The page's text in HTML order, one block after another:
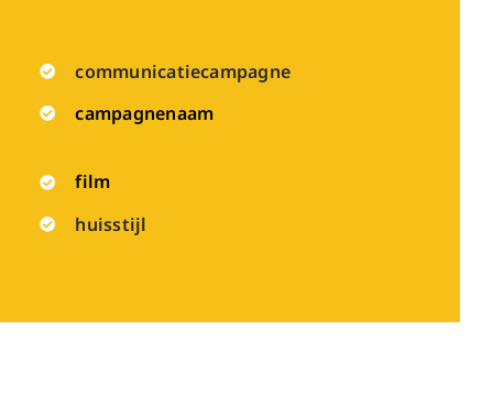
communicatiecampagne
campagnenaam
film
huisstijl